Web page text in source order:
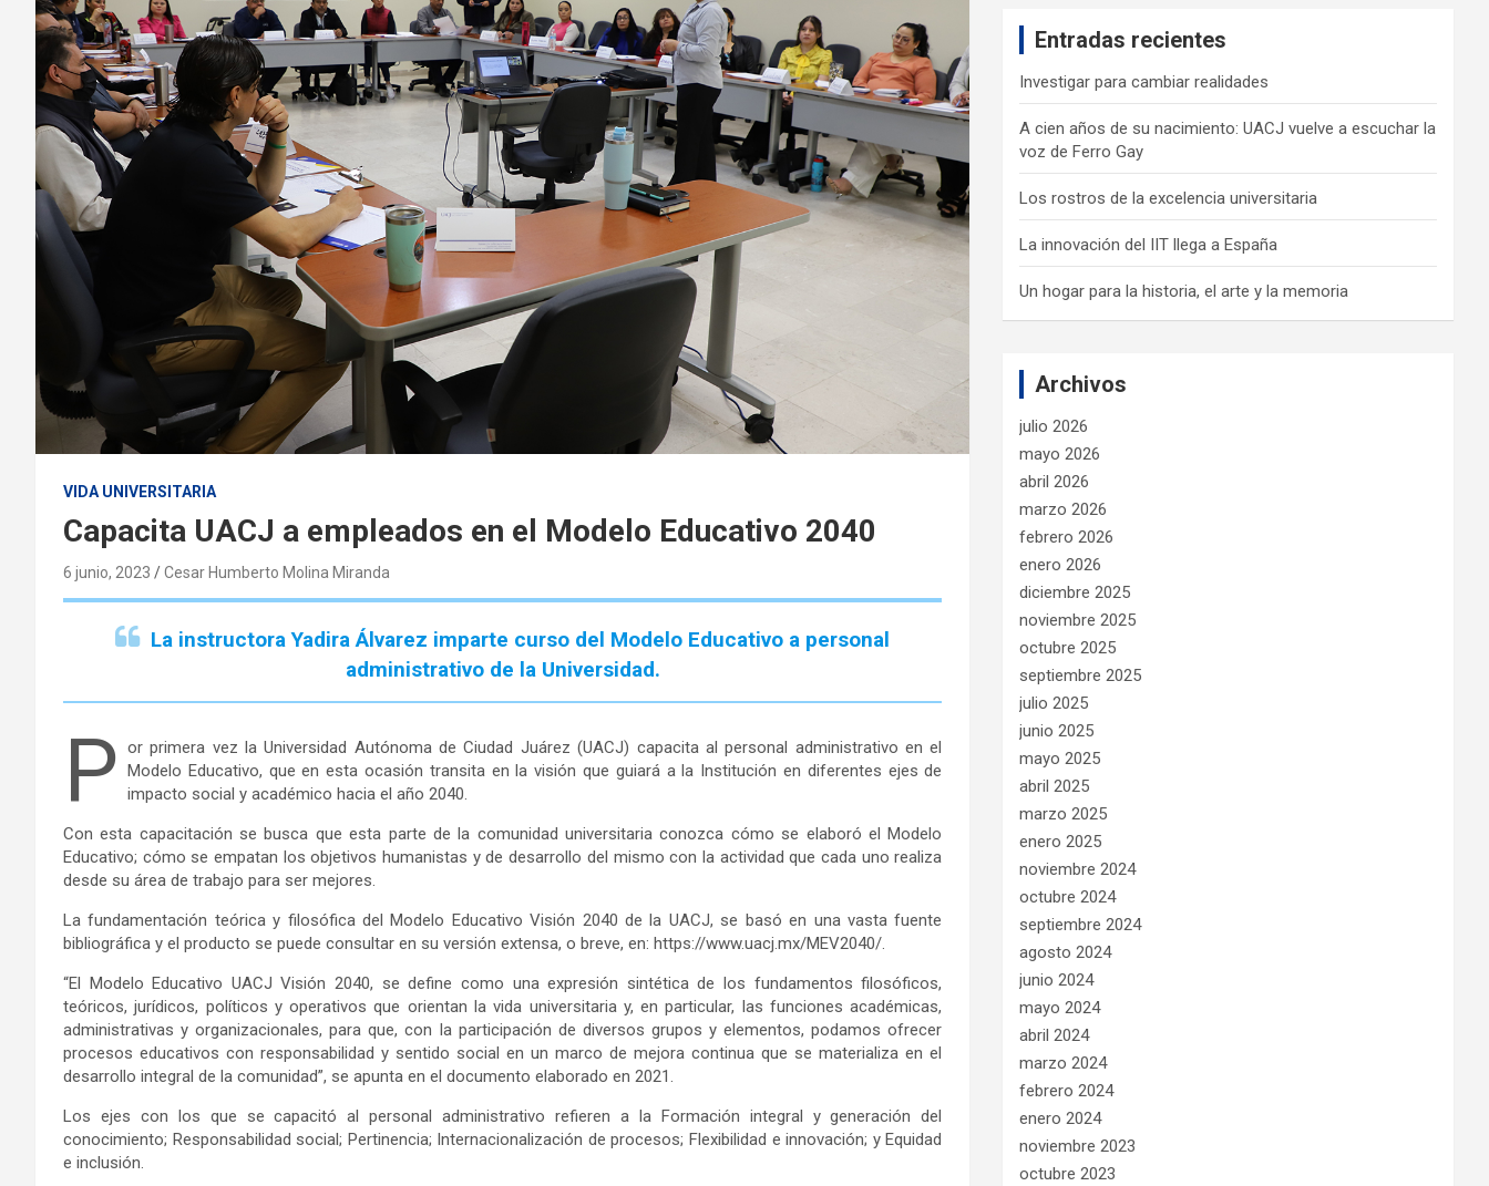
VIDA UNIVERSITARIA
Capacita UACJ a empleados en el Modelo Educativo 2040
6 junio, 2023 Cesar Humberto Molina Miranda
La instructora Yadira Álvarez imparte curso del Modelo Educativo a personal
administrativo de la Universidad.
P or primera vez la Universidad Autónoma de Ciudad Juárez (UACJ) capacita al personal administrativo en el
Modelo Educativo, que en esta ocasión transita en la visión que guiará a la Institución en diferentes ejes de
impacto social y académico hacia el año 2040.
Con esta capacitación se busca que esta parte de la comunidad universitaria conozca cómo se elaboró el Modelo
Educativo; cómo se empatan los objetivos humanistas y de desarrollo del mismo con la actividad que cada uno realiza
desde su área de trabajo para ser mejores.
La fundamentación teórica y filosófica del Modelo Educativo Visión 2040 de la UACJ, se basó en una vasta fuente
bibliográfica y el producto se puede consultar en su versión extensa, o breve, en: https://www.uacj.mx/MEV2040/.
“El Modelo Educativo UACJ Visión 2040, se define como una expresión sintética de los fundamentos filosóficos,
teóricos, jurídicos, políticos y operativos que orientan la vida universitaria y, en particular, las funciones académicas,
administrativas y organizacionales, para que, con la participación de diversos grupos y elementos, podamos ofrecer
procesos educativos con responsabilidad y sentido social en un marco de mejora continua que se materializa en el
desarrollo integral de la comunidad”, se apunta en el documento elaborado en 2021.
Los ejes con los que se capacitó al personal administrativo refieren a la Formación integral y generación del
conocimiento; Responsabilidad social; Pertinencia; Internacionalización de procesos; Flexibilidad e innovación; y Equidad
e inclusión.
Entradas recientes
Investigar para cambiar realidades
A cien años de su nacimiento: UACJ vuelve a escuchar la
voz de Ferro Gay
Los rostros de la excelencia universitaria
La innovación del IIT llega a España
Un hogar para la historia, el arte y la memoria
Archivos
julio 2026
mayo 2026
abril 2026
marzo 2026
febrero 2026
enero 2026
diciembre 2025
noviembre 2025
octubre 2025
septiembre 2025
julio 2025
junio 2025
mayo 2025
abril 2025
marzo 2025
enero 2025
noviembre 2024
octubre 2024
septiembre 2024
agosto 2024
junio 2024
mayo 2024
abril 2024
marzo 2024
febrero 2024
enero 2024
noviembre 2023
octubre 2023